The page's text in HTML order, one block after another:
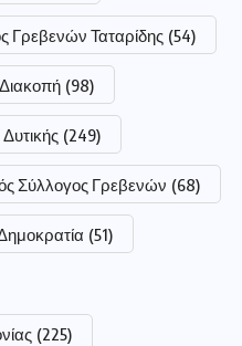
Γρεβενών Ταταρίδης (54)
Διακοπή (98)
Δυτικής (249)
Σύλλογος Γρεβενών (68)
(51)
(225)